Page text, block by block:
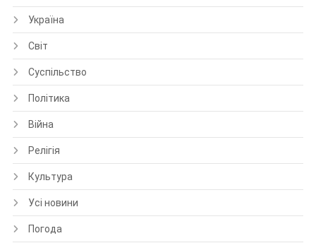
Україна
Світ
Суспільство
Політика
Війна
Релігія
Культура
Усі новини
Погода